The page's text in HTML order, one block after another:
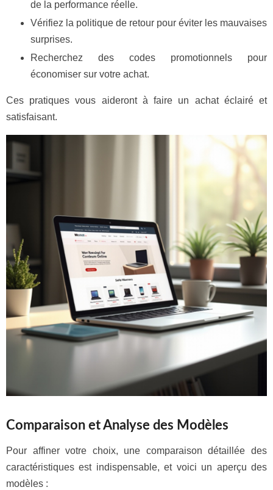
de la performance réelle.
Vérifiez la politique de retour pour éviter les mauvaises
surprises.
Recherchez des codes promotionnels pour
économiser sur votre achat.
Ces pratiques vous aideront à faire un achat éclairé et
satisfaisant.
Comparaison et Analyse des Modèles
Pour affiner votre choix, une comparaison détaillée des
caractéristiques est indispensable, et voici un aperçu des
modèles :